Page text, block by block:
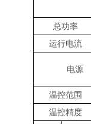
总功率
运行电流
电源
温控范围
温控精度